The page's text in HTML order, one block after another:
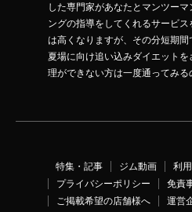
した専門家があなたとマンツー
ングの指導をしてくれるサービ
は高くなりますが、その分短期間
夏場に向け追い込みダイエット
理ができない方は一度通ってみる
特集・記事 ジム動画
利
プライバシーポリシー
免責
ご掲載希望の店舗様へ
運営